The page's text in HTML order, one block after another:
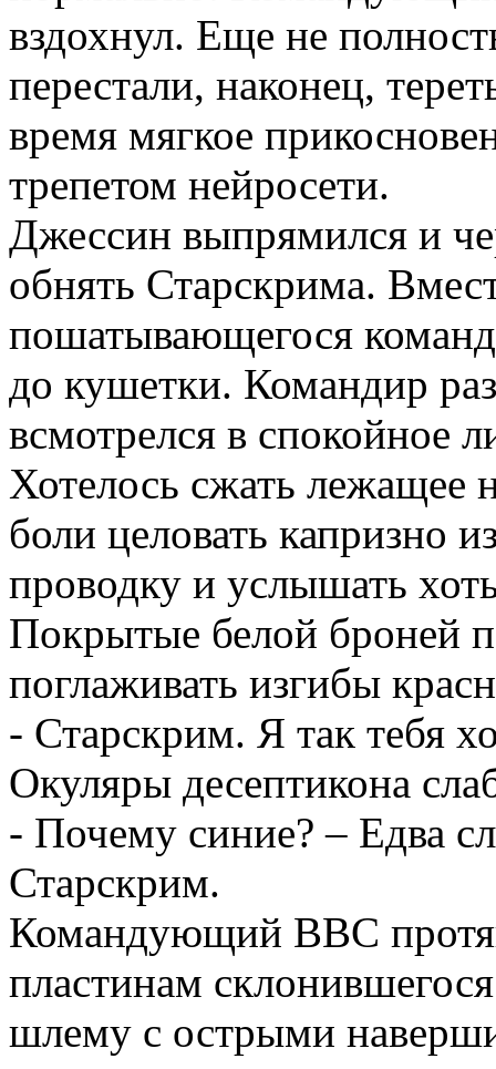
вздохнул. Еще не
перестали, наконец,
время мягкое
трепетом нейросети.
Джессин выпрямился и
обнять Старскрима.
пошатывающегося
до кушетки. Командир
всмотрелся в спокойное
Хотелось сжать лежащее
боли целовать капризно
проводку и услышать
Покрытые белой броней
поглаживать изгибы
- Старскрим. Я так тебя
Окуляры десептикона
- Почему синие? – Едва
Старскрим.
Командующий ВВС
пластинам
шлему с острыми